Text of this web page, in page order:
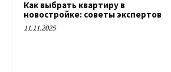
Как выбрать квартиру в
новостройке: советы экспертов
11.11.2025